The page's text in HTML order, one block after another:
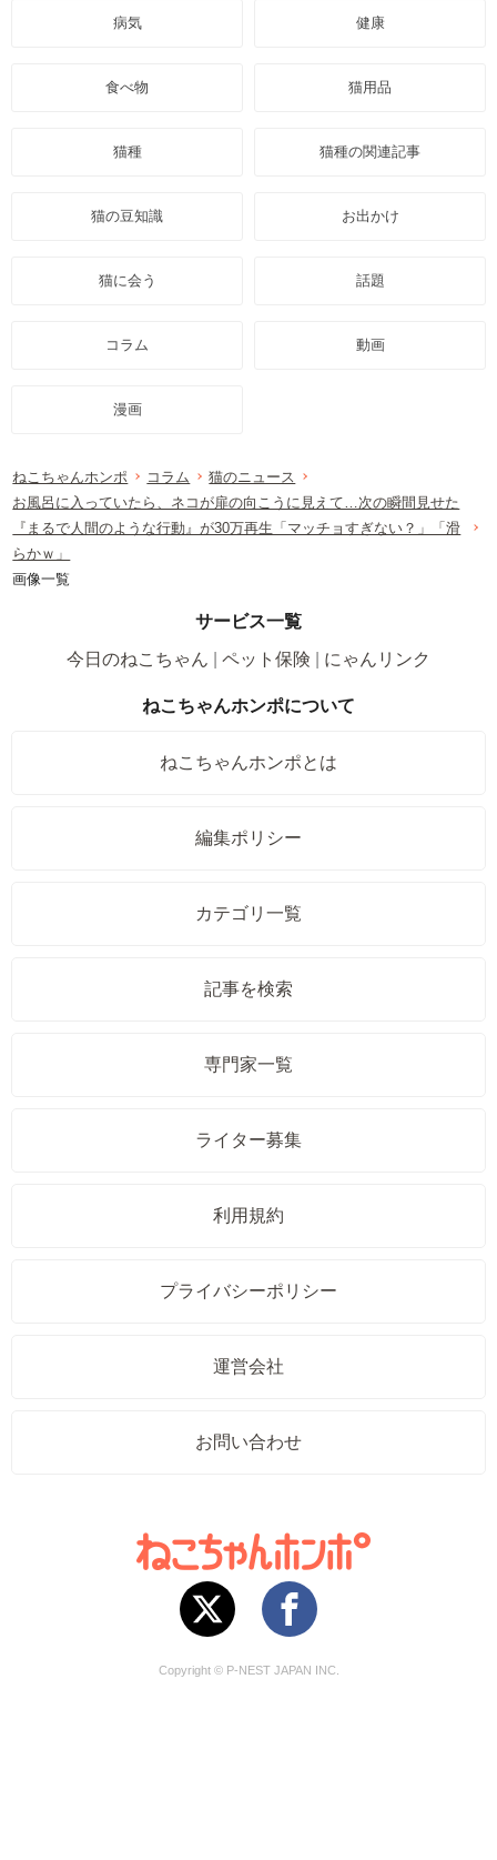
病気 健康
食べ物 猫用品
猫種 猫種の関連記事
猫の豆知識 お出かけ
猫に会う 話題
コラム 動画
漫画
ねこちゃんホンポ コラム
猫のニュース
お風呂に入っていたら、ネコが扉の向こうに見えて…次の瞬間見せた
『まるで人間のような行動』が30万再生「マッチョすぎない？」「滑
らかｗ」
画像一覧
サービス一覧
今日のねこちゃん
ペット保険 にゃんリンク
ねこちゃんホンポについて
ねこちゃんホンポとは
編集ポリシー
カテゴリ一覧
記事を検索
専門家一覧
ライター募集
利用規約
プライバシーポリシー
運営会社
お問い合わせ
Copyright © P-NEST JAPAN INC.